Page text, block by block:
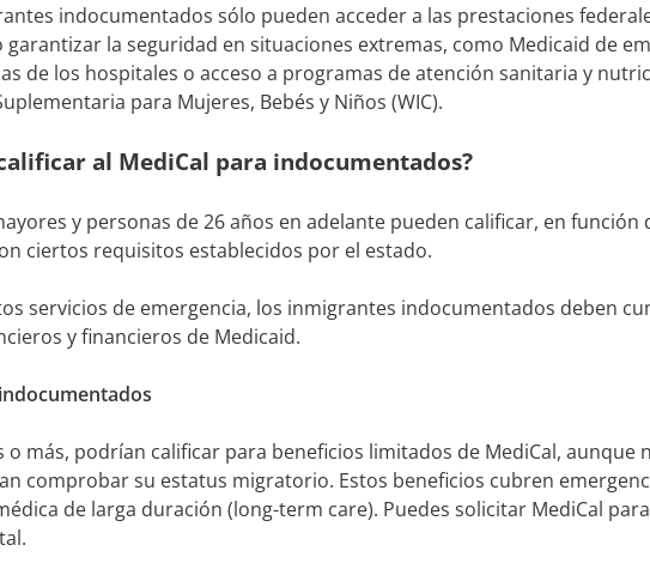
indocumentados sólo pueden acceder a las prestaciones
la seguridad en situaciones extremas, como Medicaid de
de los hospitales o acceso a programas de atención sanitaria y
para Mujeres, Bebés y Niños (WIC).
al MediCal para indocumentados?
y personas de 26 años en adelante pueden calificar, en función
ciertos requisitos establecidos por el estado.
servicios de emergencia, los inmigrantes indocumentados deben
y financieros de Medicaid.
o más, podrían calificar para beneficios limitados de MediCal, aunque
comprobar su estatus migratorio. Estos beneficios cubren
de larga duración (long-term care). Puedes solicitar MediCal